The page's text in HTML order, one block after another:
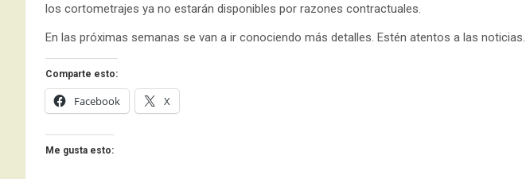
los cortometrajes ya no estarán disponibles por razones contractuales.
En las próximas semanas se van a ir conociendo más detalles. Estén atentos a las noticias.
Comparte esto:
Facebook X
Me gusta esto: